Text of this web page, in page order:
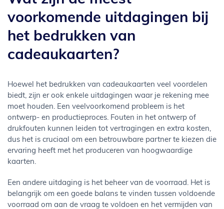
voorkomende uitdagingen bij
het bedrukken van
cadeaukaarten?
Hoewel het bedrukken van cadeaukaarten veel voordelen
biedt, zijn er ook enkele uitdagingen waar je rekening mee
moet houden. Een veelvoorkomend probleem is het
ontwerp- en productieproces. Fouten in het ontwerp of
drukfouten kunnen leiden tot vertragingen en extra kosten,
dus het is cruciaal om een betrouwbare partner te kiezen die
ervaring heeft met het produceren van hoogwaardige
kaarten.
Een andere uitdaging is het beheer van de voorraad. Het is
belangrijk om een goede balans te vinden tussen voldoende
voorraad om aan de vraag te voldoen en het vermijden van